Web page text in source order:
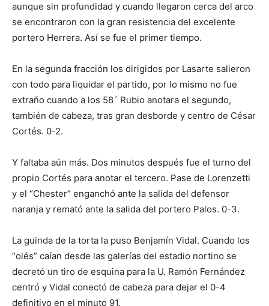
aunque sin profundidad y cuando llegaron cerca del arco
se encontraron con la gran resistencia del excelente
portero Herrera. Así se fue el primer tiempo.
En la segunda fracción los dirigidos por Lasarte salieron
con todo para liquidar el partido, por lo mismo no fue
extraño cuando a los 58´ Rubio anotara el segundo,
también de cabeza, tras gran desborde y centro de César
Cortés. 0-2.
Y faltaba aún más. Dos minutos después fue el turno del
propio Cortés para anotar el tercero. Pase de Lorenzetti
y el “Chester” enganchó ante la salida del defensor
naranja y remató ante la salida del portero Palos. 0-3.
La guinda de la torta la puso Benjamín Vidal. Cuando los
“olés” caían desde las galerías del estadio nortino se
decretó un tiro de esquina para la U. Ramón Fernández
centró y Vidal conectó de cabeza para dejar el 0-4
definitivo en el minuto 91.